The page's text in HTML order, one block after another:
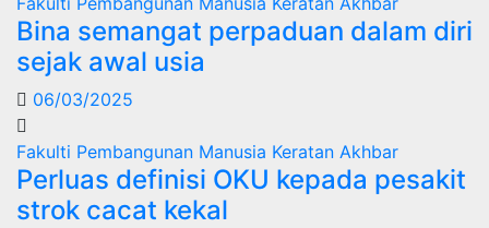
Bina semangat perpaduan dalam diri
sejak awal usia
06/03/2025
Fakulti Pembangunan Manusia Keratan Akhbar
Perluas definisi OKU kepada pesakit
strok cacat kekal